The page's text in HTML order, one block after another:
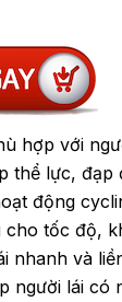
hợp với
thể lực, đạp
động
cho tốc độ,
nhanh và
người lái có